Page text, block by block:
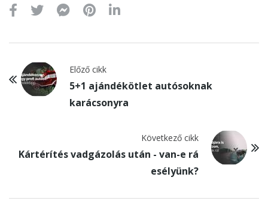
Előző cikk
5+1 ajándékötlet autósoknak
karácsonyra
Következő cikk
Kártérítés vadgázolás után - van-e rá
esélyünk?